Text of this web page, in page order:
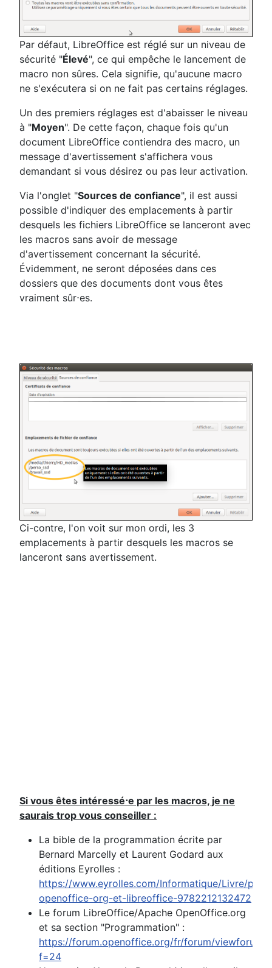
Par défaut, LibreOffice est réglé sur un niveau de
sécurité "Élevé", ce qui empêche le lancement de
macro non sûres. Cela signifie, qu'aucune macro
ne s'exécutera si on ne fait pas certains réglages.
Un des premiers réglages est d'abaisser le niveau
à "Moyen". De cette façon, chaque fois qu'un
document LibreOffice contiendra des macro, un
message d'avertissement s'affichera vous
demandant si vous désirez ou pas leur activation.
Via l'onglet "Sources de confiance", il est aussi
possible d'indiquer des emplacements à partir
desquels les fichiers LibreOffice se lanceront avec
les macros sans avoir de message
d'avertissement concernant la sécurité.
Évidemment, ne seront déposées dans ces
dossiers que des documents dont vous êtes
vraiment sûr⋅es.
Ci-contre, l'on voit sur mon ordi, les 3
emplacements à partir desquels les macros se
lanceront sans avertissement.
Si vous êtes intéressé⋅e par les macros, je ne
saurais trop vous conseiller :
La bible de la programmation écrite par
Bernard Marcelly et Laurent Godard aux
éditions Eyrolles :
https://www.eyrolles.com/Informatique/Livre/
openoffice-org-et-libreoffice-9782212132472
Le forum LibreOffice/Apache OpenOffice.org
et sa section "Programmation" :
https://forum.openoffice.org/fr/forum/
f=24